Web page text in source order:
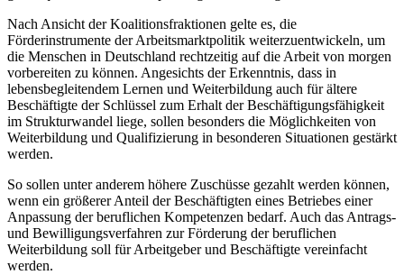
Nach Ansicht der Koalitionsfraktionen gelte es, die
Förderinstrumente der Arbeitsmarktpolitik weiterzuentwickeln, um
die Menschen in Deutschland rechtzeitig auf die Arbeit von morgen
vorbereiten zu können. Angesichts der Erkenntnis, dass in
lebensbegleitendem Lernen und Weiterbildung auch für ältere
Beschäftigte der Schlüssel zum Erhalt der Beschäftigungsfähigkeit
im Strukturwandel liege, sollen besonders die Möglichkeiten von
Weiterbildung und Qualifizierung in besonderen Situationen gestärkt
werden.
So sollen unter anderem höhere Zuschüsse gezahlt werden können,
wenn ein größerer Anteil der Beschäftigten eines Betriebes einer
Anpassung der beruflichen Kompetenzen bedarf. Auch das Antrags-
und Bewilligungsverfahren zur Förderung der beruflichen
Weiterbildung soll für Arbeitgeber und Beschäftigte vereinfacht
werden.